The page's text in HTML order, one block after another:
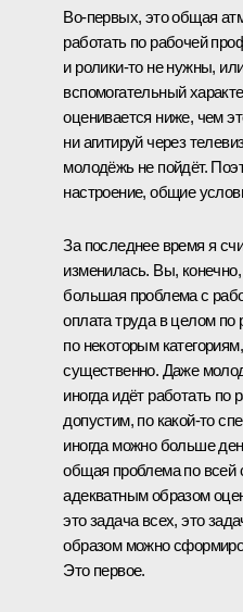
Во‑первых, это общая
работать по рабочей
и ролики‑то не нужны,
вспомогательный
оценивается ниже, чем
ни агитируй через
молодёжь не пойдёт.
настроение, общие
За последнее время я
изменилась. Вы,
большая проблема с
оплата труда в целом
по некоторым
существенно. Даже
иногда идёт работать
допустим, по какой‑то
иногда можно больше
общая проблема по всей
адекватным образом
это задача всех, это
образом можно
Это первое.